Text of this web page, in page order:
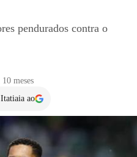
pendurados contra o
10 meses
ao